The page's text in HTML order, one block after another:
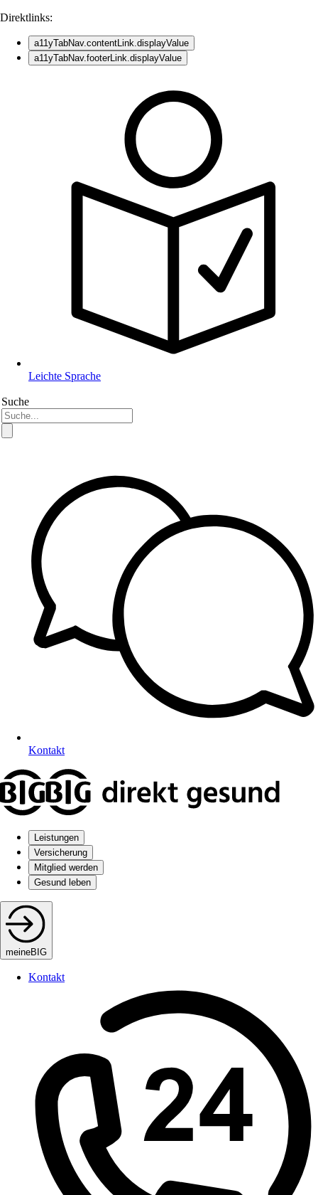
Direktlinks:
a11yTabNav.contentLink.displayValue
a11yTabNav.footerLink.displayValue
Leichte Sprache
Suche
Kontakt
Leistungen
Versicherung
Mitglied werden
Gesund leben
meineBIG
Kontakt